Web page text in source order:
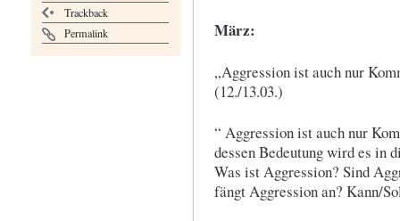
Trackback
Permalink
März:
„Aggression ist auch nur
(12./13.03.)
“ Aggression ist auch nur
dessen Bedeutung wird es in
Was ist Aggression? Sind
fängt Aggression an? Kann/